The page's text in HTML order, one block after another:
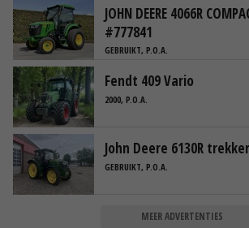
JOHN DEERE 4066R
#777841
GEBRUIKT, P.O.A.
Fendt 409 Vario
2000, P.O.A.
John Deere 6130R
GEBRUIKT, P.O.A.
MEER ADVERTENTIES